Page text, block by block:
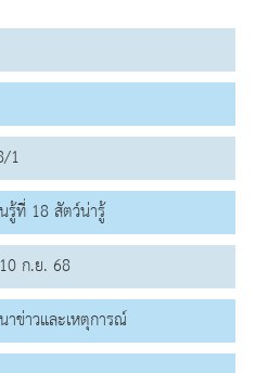
1
รู้ที่ 18 สัตว์น่ารู้
ก.ย. 68
ข่าวและเหตุการณ์